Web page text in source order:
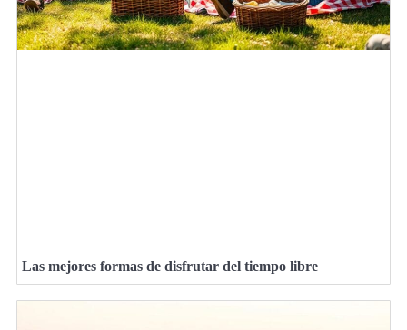
Las mejores formas de disfrutar del tiempo libre